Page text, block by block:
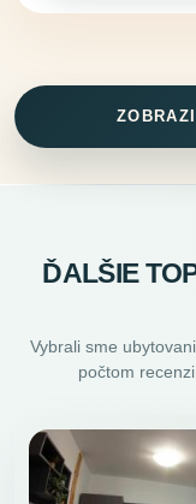
ĎALŠIE
Vybrali sme
počtom